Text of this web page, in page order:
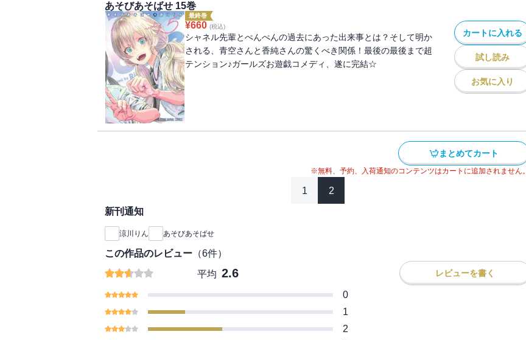
あそびあそばせ 15巻
最終巻
¥660 (税込)
シャネル先輩とぺんぺんの過去にあった出来事とは？そして明か
される、青空さんと香純さんの驚くべき関係！最後の最後まで超
テンション♪ガールズお遊戯コメディ、遂に完結☆
カートに入れる
試し読み
お気に入り
まとめてカート
※無料、予約、入荷通知のコンテンツはカートに追加されません。
1 2
新刊通知
涼川りん あそびあそばせ
この作品のレビュー （6件）
平均 2.6 レビューを書く
0
1
2